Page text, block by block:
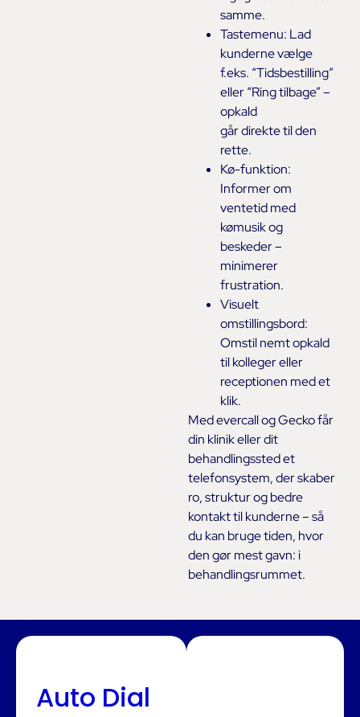
samme.
Tastemenu: Lad
kunderne vælge
f.eks. “Tidsbestilling”
eller “Ring tilbage” –
opkald
går direkte til den
rette.
Kø-funktion:
Informer om
ventetid med
kømusik og
beskeder –
minimerer
frustration.
Visuelt
omstillingsbord:
Omstil nemt opkald
til kolleger eller
receptionen med et
klik.
Med evercall og Gecko får
din klinik eller dit
behandlingssted et
telefonsystem, der skaber
ro, struktur og bedre
kontakt til kunderne – så
du kan bruge tiden, hvor
den gør mest gavn: i
behandlingsrummet.
Auto Dial